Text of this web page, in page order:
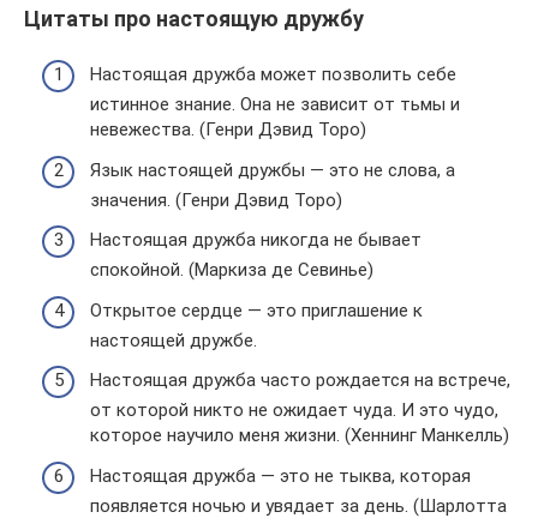
Цитаты про настоящую дружбу
Настоящая дружба может позволить себе
истинное знание. Она не зависит от тьмы и
невежества. (Генри Дэвид Торо)
Язык настоящей дружбы — это не слова, а
значения. (Генри Дэвид Торо)
Настоящая дружба никогда не бывает
спокойной. (Маркиза де Севинье)
Открытое сердце — это приглашение к
настоящей дружбе.
Настоящая дружба часто рождается на встрече,
от которой никто не ожидает чуда. И это чудо,
которое научило меня жизни. (Хеннинг Манкелль)
Настоящая дружба — это не тыква, которая
появляется ночью и увядает за день. (Шарлотта